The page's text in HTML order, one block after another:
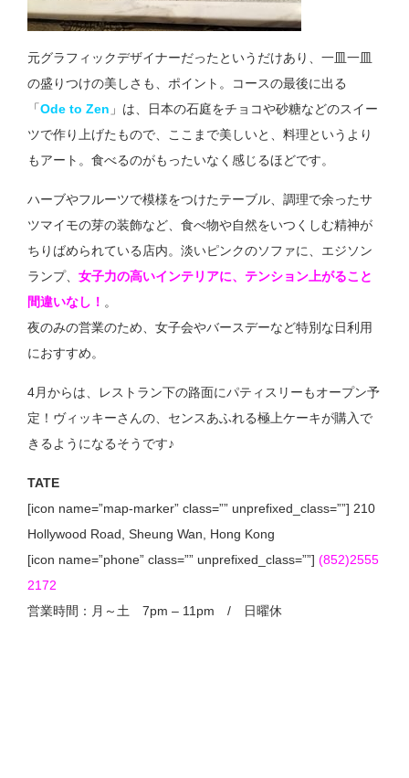
元グラフィックデザイナーだったというだけあり、一皿一皿
の盛りつけの美しさも、ポイント。コースの最後に出る
「Ode to Zen 」は、日本の石庭をチョコや砂糖などのスイー
ツで作り上げたもので、ここまで美しいと、料理というより
もアート。食べるのがもったいなく感じるほどです。
ハーブやフルーツで模様をつけたテーブル、調理で余ったサ
ツマイモの芽の装飾など、食べ物や自然をいつくしむ精神が
ちりばめられている店内。淡いピンクのソファに、エジソン
ランプ、女子力の高いインテリアに、テンション上がること
間違いなし！ 。
夜のみの営業のため、女子会やバースデーなど特別な日利用
におすすめ。
4月からは、レストラン下の路面にパティスリーもオープン予
定！ヴィッキーさんの、センスあふれる極上ケーキが購入で
きるようになるそうです♪
TATE
[icon name=”map-marker” class=”” unprefixed_class=””] 210
Hollywood Road, Sheung Wan, Hong Kong
[icon name=”phone” class=”” unprefixed_class=””](852)2555
2172
営業時間：月～土 7pm – 11pm / 日曜休